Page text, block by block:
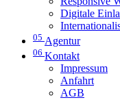
Digitale
05 Agentur
06 Kontakt
Impressum
Anfahrt
AGB